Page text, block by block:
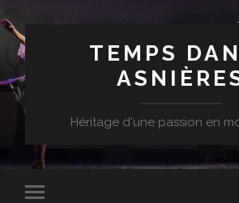
TEMPS
Héritage d'une passion en